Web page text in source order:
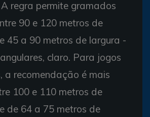
regra permite gramados
90 e 120 metros de
45 a 90 metros de largura -
claro. Para jogos
a recomendação é mais
100 e 110 metros de
de 64 a 75 metros de